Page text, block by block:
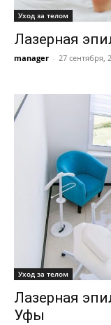
Уход за телом
Лазерная
manager - 27 сентября,
Уход за телом
Лазерная
Уфы